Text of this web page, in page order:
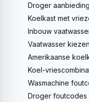
Droger aanbieding
Koelkast met
Inbouw
Vaatwasser kiezen
Amerikaanse
Koel-
Wasmachine
Droger foutcodes